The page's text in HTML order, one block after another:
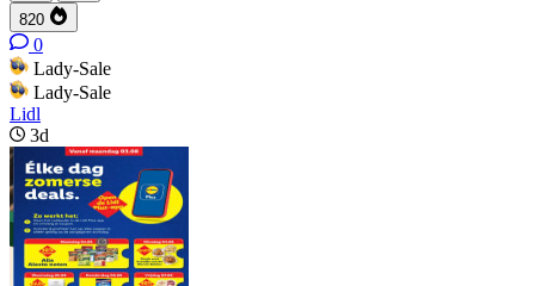
820
0
Lady-Sale
Lady-Sale
Lidl
3d